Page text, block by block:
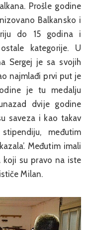
Prošle godine
Balkansko i
do 15 godina i
kategorije. U
Sergej je sa svojih
najmlađi prvi put je
je tu medalju
dvije godine
saveza i kao takav
međutim
Međutim imali
koji su pravo na iste
Milan.